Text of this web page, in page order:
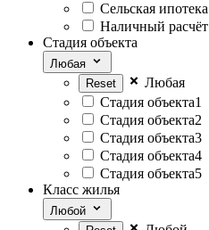
Сельская ипотека
Наличный расчёт
Стадия объекта
Любая
Любая
Стадия объекта1
Стадия объекта2
Стадия объекта3
Стадия объекта4
Стадия объекта5
Класс жилья
Любой